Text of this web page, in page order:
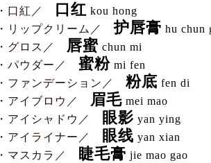
・口紅／ 口红 kou hong
・リップクリーム／
护唇膏 hu chun
・グロス／
唇蜜 chun mi
・パウダー／
蜜粉 mi fen
・ファンデーション／
粉底 fen di
・アイブロウ／
眉毛 mei mao
・アイシャドウ／
眼影 yan ying
・アイライナー／
眼线 yan xian
・マスカラ／
睫毛膏 jie mao gao